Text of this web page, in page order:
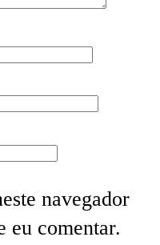
navegador
eu comentar.